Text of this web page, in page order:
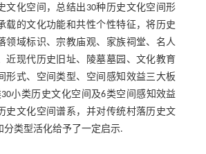
文化空间，总结出30种历史文化空间形
载的文化功能和共性个性特征，将历史
领域标识、宗教庙观、家族祠堂、名人
近现代历史旧址、陵墓墓园、文化教育
形式、空间类型、空间感知效益三大板
小类历史文化空间及6类空间感知效益
史文化空间谱系，并对传统村落历史文
分类型活化给予了一定启示.